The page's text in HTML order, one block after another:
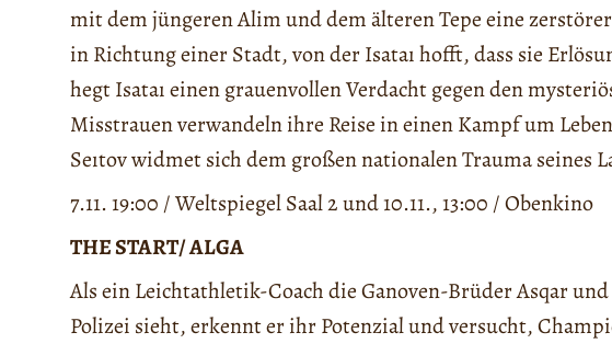
mit dem jüngeren Alim und dem älteren Tepe eine
in Richtung einer Stadt, von der Isataı hofft, dass sie
hegt Isataı einen grauenvollen Verdacht gegen den
Misstrauen verwandeln ihre Reise in einen Kampf um
Seıtov widmet sich dem großen nationalen Trauma seines
7.11. 19:00 / Weltspiegel Saal 2 und 10.11., 13:00 / Obenkino
THE START/ ALGA
Als ein Leichtathletik-Coach die Ganoven-Brüder Asqar
Polizei sieht, erkennt er ihr Potenzial und versucht,